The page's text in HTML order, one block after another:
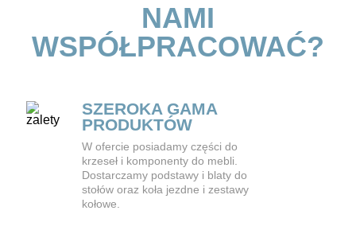
NAMI
WSPÓŁPRACOWAĆ?
SZEROKA GAMA
PRODUKTÓW
W ofercie posiadamy części do
krzeseł i komponenty do mebli.
Dostarczamy podstawy i blaty do
stołów oraz koła jezdne i zestawy
kołowe.